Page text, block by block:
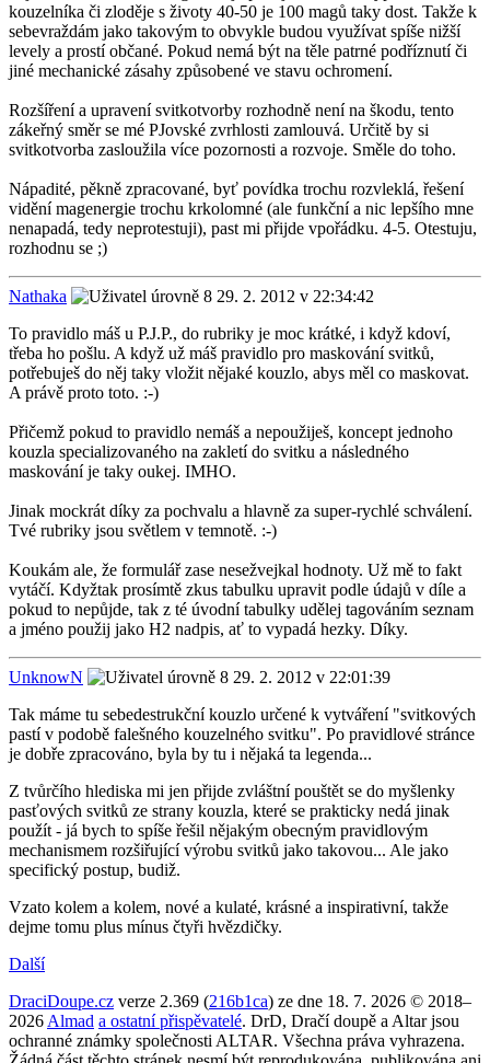
kouzelníka či zloděje s životy 40-50 je 100 magů taky dost. Takže k
sebevraždám jako takovým to obvykle budou využívat spíše nižší
levely a prostí občané. Pokud nemá být na těle patrné podříznutí či
jiné mechanické zásahy způsobené ve stavu ochromení.
Rozšíření a upravení svitkotvorby rozhodně není na škodu, tento
zákeřný směr se mé PJovské zvrhlosti zamlouvá. Určitě by si
svitkotvorba zasloužila více pozornosti a rozvoje. Směle do toho.
Nápadité, pěkně zpracované, byť povídka trochu rozvleklá, řešení
vidění magenergie trochu krkolomné (ale funkční a nic lepšího mne
nenapadá, tedy neprotestuji), past mi přijde vpořádku. 4-5. Otestuju,
rozhodnu se ;)
Nathaka
29. 2. 2012 v 22:34:42
To pravidlo máš u P.J.P., do rubriky je moc krátké, i když kdoví,
třeba ho pošlu. A když už máš pravidlo pro maskování svitků,
potřebuješ do něj taky vložit nějaké kouzlo, abys měl co maskovat.
A právě proto toto. :-)
Přičemž pokud to pravidlo nemáš a nepoužiješ, koncept jednoho
kouzla specializovaného na zakletí do svitku a následného
maskování je taky oukej. IMHO.
Jinak mockrát díky za pochvalu a hlavně za super-rychlé schválení.
Tvé rubriky jsou světlem v temnotě. :-)
Koukám ale, že formulář zase nesežvejkal hodnoty. Už mě to fakt
vytáčí. Kdyžtak prosímtě zkus tabulku upravit podle údajů v díle a
pokud to nepůjde, tak z té úvodní tabulky udělej tagováním seznam
a jméno použij jako H2 nadpis, ať to vypadá hezky. Díky.
UnknowN
29. 2. 2012 v 22:01:39
Tak máme tu sebedestrukční kouzlo určené k vytváření "svitkových
pastí v podobě falešného kouzelného svitku". Po pravidlové stránce
je dobře zpracováno, byla by tu i nějaká ta legenda...
Z tvůrčího hlediska mi jen přijde zvláštní pouštět se do myšlenky
pasťových svitků ze strany kouzla, které se prakticky nedá jinak
použít - já bych to spíše řešil nějakým obecným pravidlovým
mechanismem rozšiřující výrobu svitků jako takovou... Ale jako
specifický postup, budiž.
Vzato kolem a kolem, nové a kulaté, krásné a inspirativní, takže
dejme tomu plus mínus čtyři hvězdičky.
Další
DraciDoupe.cz verze 2.369 (216b1ca) ze dne 18. 7. 2026 © 2018–
2026Almad a ostatní přispěvatelé. DrD, Dračí doupě a Altar jsou
ochranné známky společnosti ALTAR. Všechna práva vyhrazena.